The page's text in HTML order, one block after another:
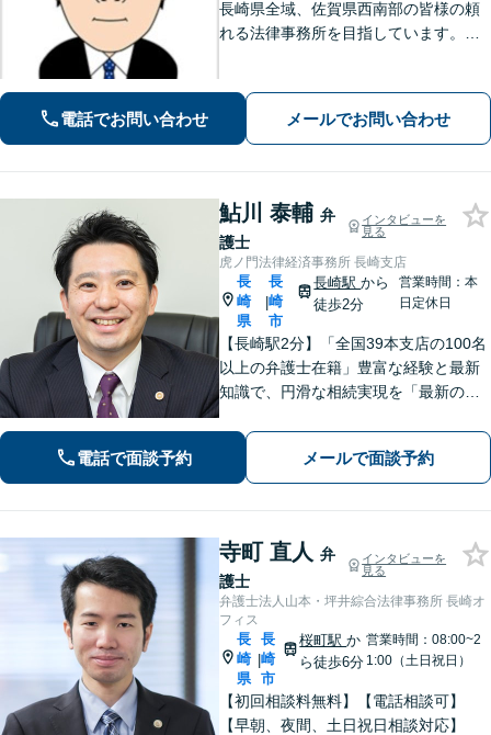
長崎県全域、佐賀県西南部の皆様の頼
れる法律事務所を目指しています。相
います。早期解決には、早めのご相談
が肝要です。
電話でお問い合わせ メールでお問い合わせ
鮎川 泰輔 弁
護士
インタビューを
見る
虎ノ門法律経済事務所 長崎支店
長
崎
県
|
長
崎
市
長崎駅から
徒歩2分
営業時間：本
日定休日
【長崎駅2分】「全国39本支店の100名
以上の弁護士在籍」豊富な経験と最新
知識で、円滑な相続実現を「最新の法
交渉して賠償金アップに努めます。後
遺障害等級認定を一からサポート【夜
間・休日面談可】
電話で面談予約 メールで面談予約
寺町 直人 弁
護士
インタビューを
見る
弁護士法人山本・坪井綜合法律事務所 長崎オ
フィス
長
崎
県
|
長
崎
市
桜町駅か
ら徒歩6分
営業時間：08:00~2
1:00（土日祝日）
【初回相談料無料】【電話相談可】
【早朝、夜間、土日祝日相談対応】